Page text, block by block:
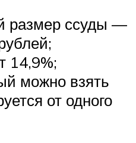
размер ссуды —
14,9%;
можно взять
от одного